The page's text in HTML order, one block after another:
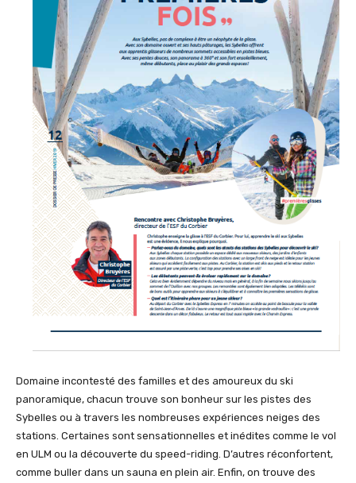
Domaine incontesté des familles et des amoureux du ski
panoramique, chacun trouve son bonheur sur les pistes des
Sybelles ou à travers les nombreuses expériences neiges des
stations. Certaines sont sensationnelles et inédites comme le vol
en ULM ou la découverte du speed-riding. D’autres réconfortent,
comme buller dans un sauna en plein air. Enfin, on trouve des